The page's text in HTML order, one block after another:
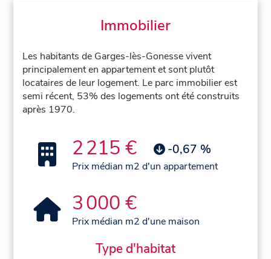
Immobilier
Les habitants de Garges-lès-Gonesse vivent
principalement en appartement et sont plutôt
locataires de leur logement. Le parc immobilier est
semi récent, 53% des logements ont été construits
après 1970.
2 215 € -0,67 %
Prix médian m2 d'un appartement
3 000 €
Prix médian m2 d'une maison
Type d'habitat